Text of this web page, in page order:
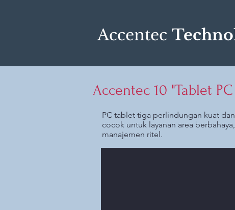
Accentec
Accentec 10 "Tablet
PC tablet tiga perlindungan kuat
cocok untuk layanan area
manajemen ritel.